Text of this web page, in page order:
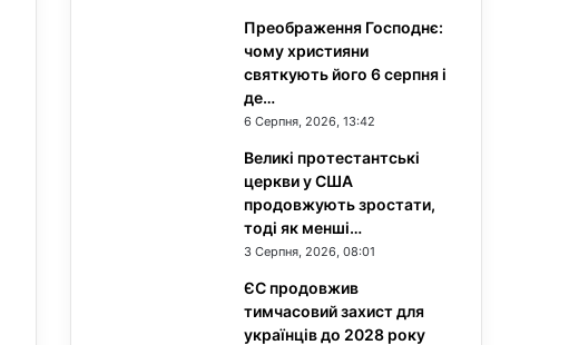
Преображення Господнє:
чому християни
святкують його 6 серпня і
де…
6 Серпня, 2026, 13:42
Великі протестантські
церкви у США
продовжують зростати,
тоді як менші…
3 Серпня, 2026, 08:01
ЄС продовжив
тимчасовий захист для
українців до 2028 року